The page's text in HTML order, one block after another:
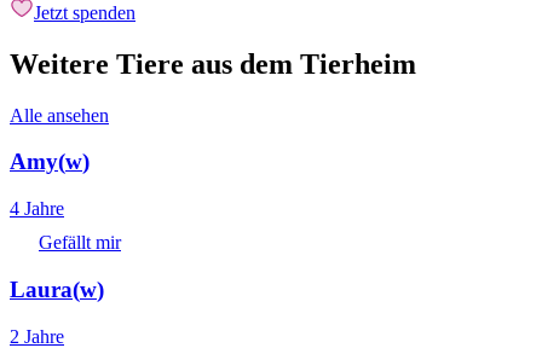
Jetzt spenden
Weitere Tiere aus dem Tierheim
Alle ansehen
Amy(w)
4 Jahre
Gefällt mir
Laura(w)
2 Jahre